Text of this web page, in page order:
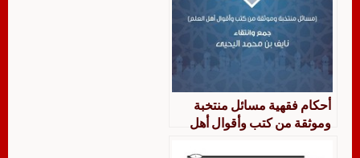
أحكام فقهية مسائل منتخبة
وموثقة من كتب وأقوال أهل